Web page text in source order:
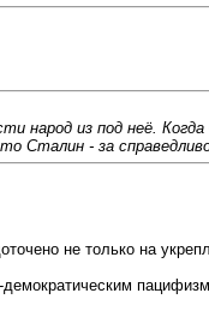
народ из под неё.
Сталин - за
не только на